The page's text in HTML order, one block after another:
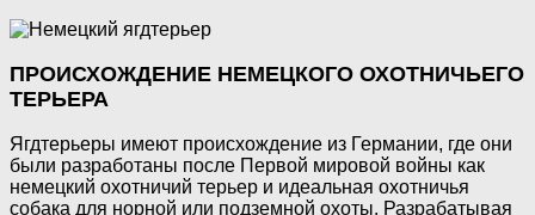
ПРОИСХОЖДЕНИЕ НЕМЕЦКОГО ОХОТНИЧЬЕГО
ТЕРЬЕРА
Ягдтерьеры имеют происхождение из Германии, где они
были разработаны после Первой мировой войны как
немецкий охотничий терьер и идеальная охотничья
собака для норной или подземной охоты. Разрабатывая